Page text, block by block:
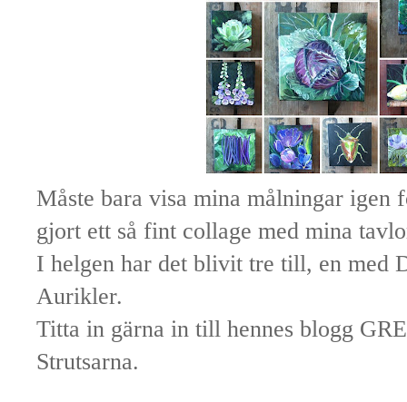
Måste bara visa mina målningar igen
gjort ett så fint collage med mina
I helgen har det blivit tre till, en med
Aurikler.
Titta in gärna in till hennes blogg
Strutsarna.